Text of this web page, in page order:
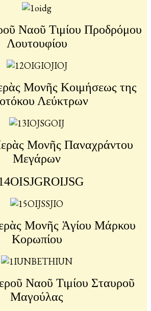
Ναοῦ Τιμίου Προδρόμου
Λουτουφίου
Μονῆς Κοιμήσεως της
Λεύκτρων
Μονῆς Παναχράντου
Μεγάρων
Μονῆς Ἁγίου Μάρκου
Κορωπίου
Ναοῦ Τιμίου Σταυροῦ
Μαγούλας